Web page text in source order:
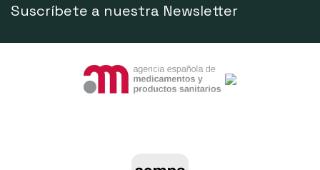
Suscríbete a nuestra Newsletter